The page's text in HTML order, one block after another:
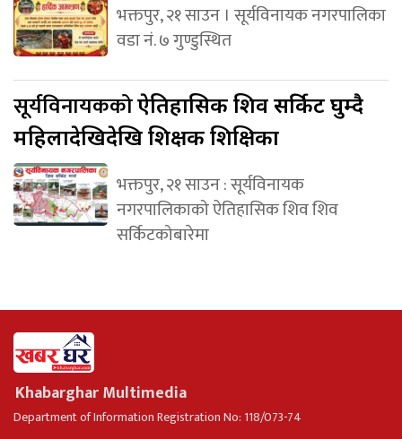
भक्तपुर, २१ साउन । सूर्यविनायक नगरपालिका
वडा नं. ७ गुण्डुस्थित
सूर्यविनायककोऐतिहासिक शिव सर्किट घुम्दै
महिलादेखिदेखि शिक्षक शिक्षिका
भक्तपुर, २१ साउन : सूर्यविनायक
नगरपालिकाको ऐतिहासिक शिव शिव
सर्किटकोबारेमा
Khabarghar Multimedia
Department of Information Registration No: 118/073-74